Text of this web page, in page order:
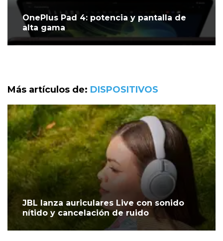
OnePlus Pad 4: potencia y pantalla de
alta gama
Más artículos de: DISPOSITIVOS
JBL lanza auriculares Live con sonido
nítido y cancelación de ruido